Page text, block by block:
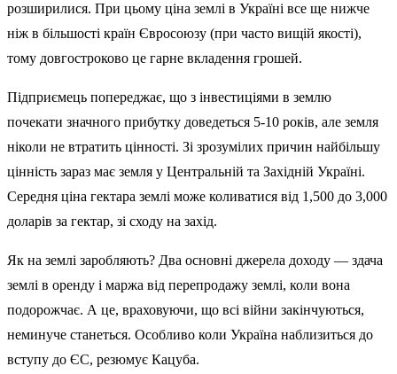
розширилися. При цьому ціна землі в Україні все ще нижче
ніж в більшості країн Євросоюзу (при часто вищій якості),
тому довгостроково це гарне вкладення грошей.
Підприємець попереджає, що з інвестиціями в землю
почекати значного прибутку доведеться 5-10 років, але земля
ніколи не втратить цінності. Зі зрозумілих причин найбільшу
цінність зараз має земля у Центральній та Західній Україні.
Середня ціна гектара землі може коливатися від 1,500 до 3,000
доларів за гектар, зі сходу на захід.
Як на землі заробляють? Два основні джерела доходу — здача
землі в оренду і маржа від перепродажу землі, коли вона
подорожчає. А це, враховуючи, що всі війни закінчуються,
неминуче станеться. Особливо коли Україна наблизиться до
вступу до ЄС, резюмує Кацуба.